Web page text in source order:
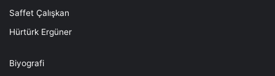
Saffet Çalışkan
Hürtürk Ergüner
Biyografi